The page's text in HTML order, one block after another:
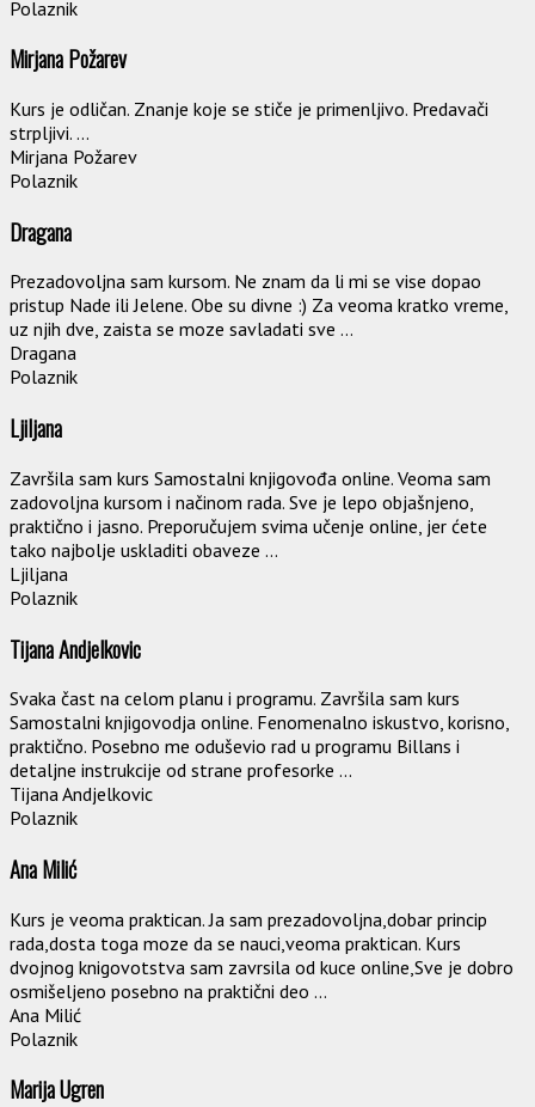
Polaznik
Mirjana Požarev
Kurs je odličan. Znanje koje se stiče je primenljivo. Predavači
strpljivi. ...
Mirjana Požarev
Polaznik
Dragana
Prezadovoljna sam kursom. Ne znam da li mi se vise dopao
pristup Nade ili Jelene. Obe su divne :) Za veoma kratko vreme,
uz njih dve, zaista se moze savladati sve ...
Dragana
Polaznik
Ljiljana
Završila sam kurs Samostalni knjigovođa online. Veoma sam
zadovoljna kursom i načinom rada. Sve je lepo objašnjeno,
praktično i jasno. Preporučujem svima učenje online, jer ćete
tako najbolje uskladiti obaveze ...
Ljiljana
Polaznik
Tijana Andjelkovic
Svaka čast na celom planu i programu. Završila sam kurs
Samostalni knjigovodja online. Fenomenalno iskustvo, korisno,
praktično. Posebno me oduševio rad u programu Billans i
detaljne instrukcije od strane profesorke ...
Tijana Andjelkovic
Polaznik
Ana Milić
Kurs je veoma praktican. Ja sam prezadovoljna,dobar princip
rada,dosta toga moze da se nauci,veoma praktican. Kurs
dvojnog knigovotstva sam zavrsila od kuce online,Sve je dobro
osmišeljeno posebno na praktični deo ...
Ana Milić
Polaznik
Marija Ugren